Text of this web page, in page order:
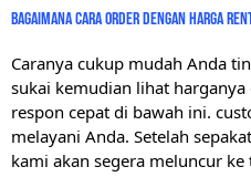
bagaimana cara order dengan harga
Caranya cukup mudah Anda
sukai kemudian lihat
respon cepat di bawah ini.
melayani Anda. Setelah
kami akan segera meluncur